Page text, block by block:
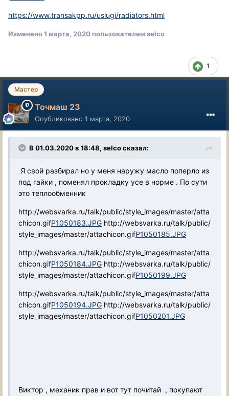
https://www.transakpp.ru/uslugi/radiators.html
Изменено1 марта, 2020пользователем selco
1
Мастер
Точмаш 23
Опубликовано 1 марта, 2020
В 01.03.2020 в 18:48, selco сказал:
Я свой разбирал но у меня наружу масло поперло из
под гайки , поменял прокладку усе в норме . По сути
это теплообменник
http://websvarka.ru/talk/public/style_images/master/atta
chicon.gifP1050183.JPG http://websvarka.ru/talk/public/
style_images/master/attachicon.gifP1050185.JPG
http://websvarka.ru/talk/public/style_images/master/atta
chicon.gifP1050184.JPG http://websvarka.ru/talk/public/
style_images/master/attachicon.gifP1050199.JPG
http://websvarka.ru/talk/public/style_images/master/atta
chicon.gifP1050194.JPG http://websvarka.ru/talk/public/
style_images/master/attachicon.gifP1050201.JPG
Виктор , механик прав и вот тут почитай , покупают